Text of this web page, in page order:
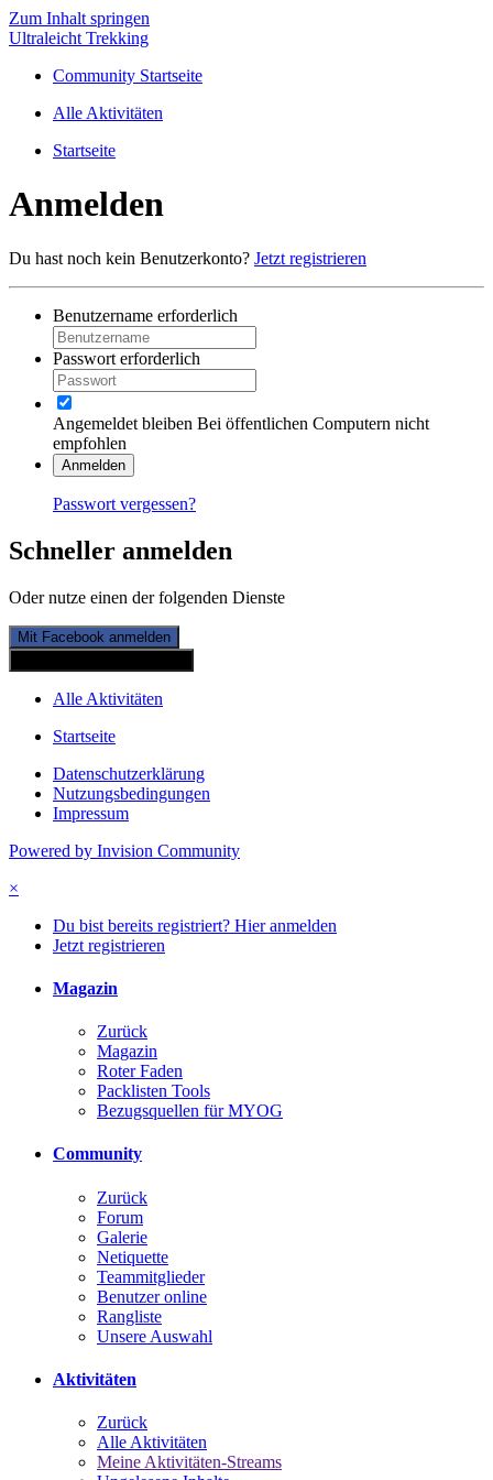
Zum Inhalt springen
Ultraleicht Trekking
Community Startseite
Alle Aktivitäten
Startseite
Anmelden
Du hast noch kein Benutzerkonto? Jetzt registrieren
Benutzername erforderlich
Passwort erforderlich
Angemeldet bleiben Bei öffentlichen Computern nicht
empfohlen
Anmelden
Passwort vergessen?
Schneller anmelden
Oder nutze einen der folgenden Dienste
Mit Facebook anmelden
Alle Aktivitäten
Startseite
Datenschutzerklärung
Nutzungsbedingungen
Impressum
Powered by Invision Community
×
Du bist bereits registriert? Hier anmelden
Jetzt registrieren
Magazin
Zurück
Magazin
Roter Faden
Packlisten Tools
Bezugsquellen für MYOG
Community
Zurück
Forum
Galerie
Netiquette
Teammitglieder
Benutzer online
Rangliste
Unsere Auswahl
Aktivitäten
Zurück
Alle Aktivitäten
Meine Aktivitäten-Streams